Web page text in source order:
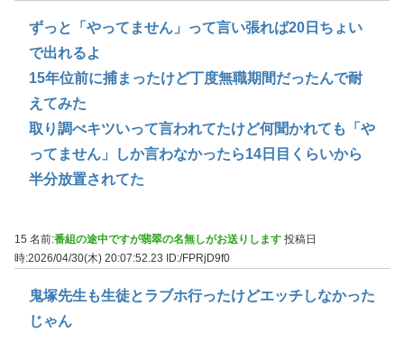
ずっと「やってません」って言い張れば20日ちょい
で出れるよ
15年位前に捕まったけど丁度無職期間だったんで耐
えてみた
取り調べキツいって言われてたけど何聞かれても「や
ってません」しか言わなかったら14日目くらいから
半分放置されてた
15 名前:番組の途中ですが翡翠の名無しがお送りします 投稿日
時:2026/04/30(木) 20:07:52.23 ID:/FPRjD9f0
鬼塚先生も生徒とラブホ行ったけどエッチしなかった
じゃん